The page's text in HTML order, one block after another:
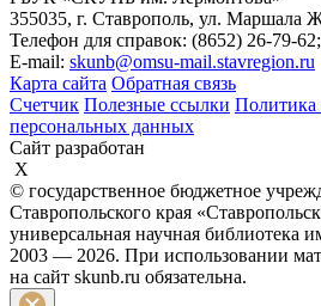
355035, г. Ставрополь, ул. Маршала
Телефон для справок: (8652) 26-79-
E-mail: skunb@omsu-mail.stavregion.ru
Карта сайта Обратная связь
Счетчик Полезные ссылки Политика
персональных данных
Сайт разработан
X
© государственное бюджетное
Ставропольского края
универсальная научная
2003 — 2026. При использовании
на сайт skunb.ru обязательна.